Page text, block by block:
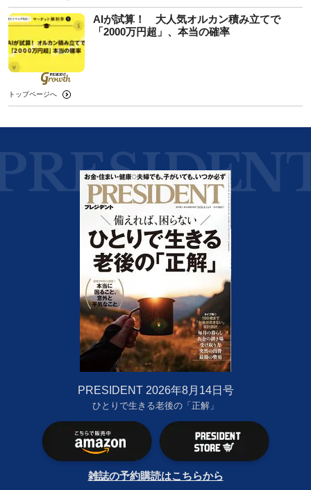
AIが試算！ 大人気オルカン積み立てで
「2000万円超」、本当の確率
トップページへ
PRESIDENT 2026年8月14日号
ひとりで生きる老後の「正解」
雑誌の予約購読はこちらから